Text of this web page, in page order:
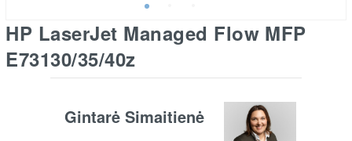
HP LaserJet Managed Flow MFP
E73130/35/40z
Gintarė Simaitienė